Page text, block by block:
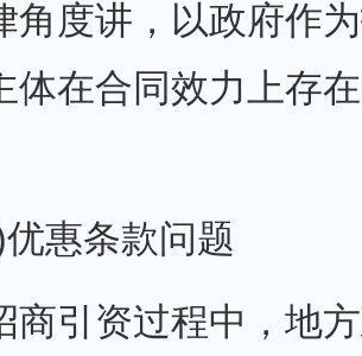
角度讲，以政府作
体在合同效力上存
条款问题
引资过程中，地方